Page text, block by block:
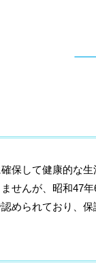
保して健康的な生
せんが、昭和47
められており、